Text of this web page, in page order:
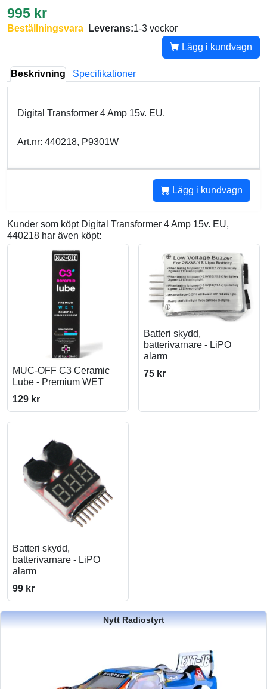
995 kr
Beställningsvara Leverans:1-3 veckor
Lägg i kundvagn
Beskrivning Specifikationer
Digital Transformer 4 Amp 15v. EU.
Art.nr: 440218, P9301W
Lägg i kundvagn
Kunder som köpt Digital Transformer 4 Amp 15v. EU,
440218 har även köpt:
MUC-OFF C3 Ceramic
Lube - Premium WET
129 kr
Batteri skydd,
batterivarnare - LiPO
alarm
75 kr
Batteri skydd,
batterivarnare - LiPO
alarm
99 kr
Nytt Radiostyrt